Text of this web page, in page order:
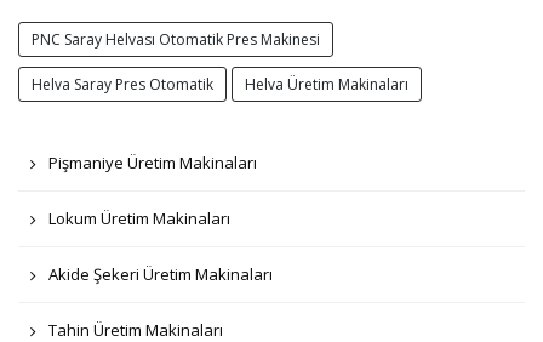
PNC Saray Helvası Otomatik Pres Makinesi
Helva Saray Pres Otomatik Helva Üretim Makinaları
Pişmaniye Üretim Makinaları
Lokum Üretim Makinaları
Akide Şekeri Üretim Makinaları
Tahin Üretim Makinaları